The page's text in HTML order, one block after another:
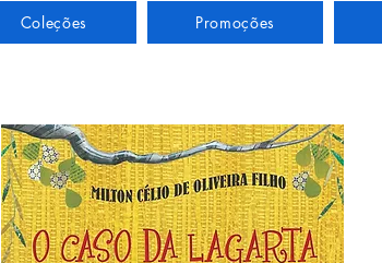
Coleções Promoções